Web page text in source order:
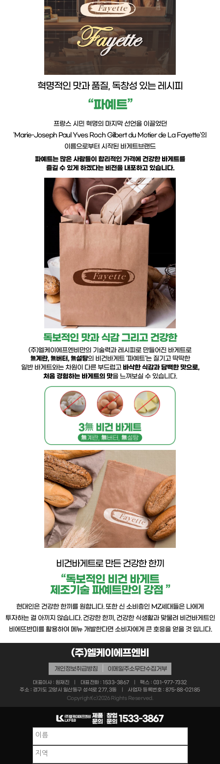
혁명적인 맛과 품질, 독창성 있는 레시피
“파예트”
프랑스 시민 혁명의 마지막 선언을 이끌었던
'Marie-Joseph Paul Yves Roch Gilbert du Motier de La Fayette'의
이름으로부터 시작된 바게트브랜드
파예트는 많은 사람들이 합리적인 가격에 건강한 바게트를
즐길 수 있게 하겠다는 비전을 내포하고 있습니다.
독보적인 맛과 식감 그리고 건강한
(주)엘케이에프엔비만의 기술력과 레시피로 만들어진 바게트로
無계란, 無버터, 無설탕의 비건바게트 '파예트'는 질기고 딱딱한
일반 바게트와는 차원이 다른 부드럽고 바삭한 식감과 담백한 맛으로,
처음 경험하는 바게트의 맛을 느껴보실 수 있습니다.
비건바게트로 만든 건강한 한끼
“독보적인 비건 바게트
제조기술 파예트만의 강점 ”
현대인은 건강한 한끼를 원합니다. 또한 신 소비층인 MZ세대들은 나에게
투자하는 걸 아끼지 않습니다. 건강한 한끼, 건강한 식생활과 맞물려 비건바게트인
비에뜨반미를 활용하여 메뉴 개발한다면 소비자에게 큰 호응을 얻을 것 입니다.
(주)엘케이에프엔비
개인정보취급방침 이메일주소무단수집거부
대표이사 : 원재진 | 대표전화 : 1533-3867 | 팩스 : 031-977-7332
주소 : 경기도 고양시 일산동구 성석로 277, 3동 | 사업자 등록번호 : 875-88-02185
Copyright(c)2026Rights Reserved.